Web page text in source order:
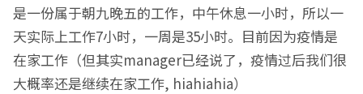
是一份属于朝九晚五的工作，中午休息一小时，所以一
天实际上工作7小时，一周是35小时。目前因为疫情是
在家工作（但其实manager已经说了，疫情过后我们很
大概率还是继续在家工作, hiahiahia）